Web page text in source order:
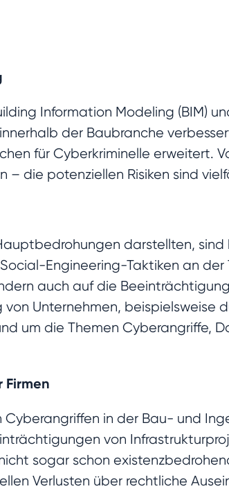
Information Modeling (BIM)
der Baubranche
für Cyberkriminelle erweitert.
– die potenziellen Risiken sind
darstellten,
Engineering-Taktiken an der
auch auf die
Unternehmen, beispielsweise
um die Themen Cyberangriffe,
in der Bau- und
von
sogar schon
Verlusten über rechtliche